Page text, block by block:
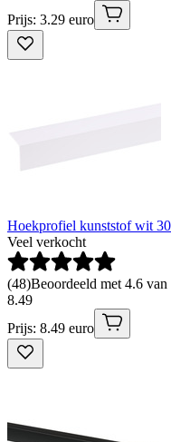
Prijs: 3.29 euro
Hoekprofiel kunststof wit
Veel verkocht
(48)Beoordeeld met 4.6
8.49
Prijs: 8.49 euro